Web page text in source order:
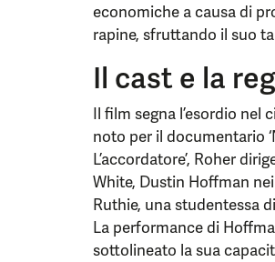
economiche a causa di
rapine, sfruttando il suo
Il cast e la
Il film segna l’esordio nel
noto per il documentario
L’accordatore’, Roher
White, Dustin Hoffman
Ruthie, una studentessa
La performance di
sottolineato la sua